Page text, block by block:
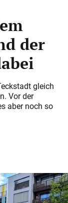
der
gleich
Vor der
aber noch so